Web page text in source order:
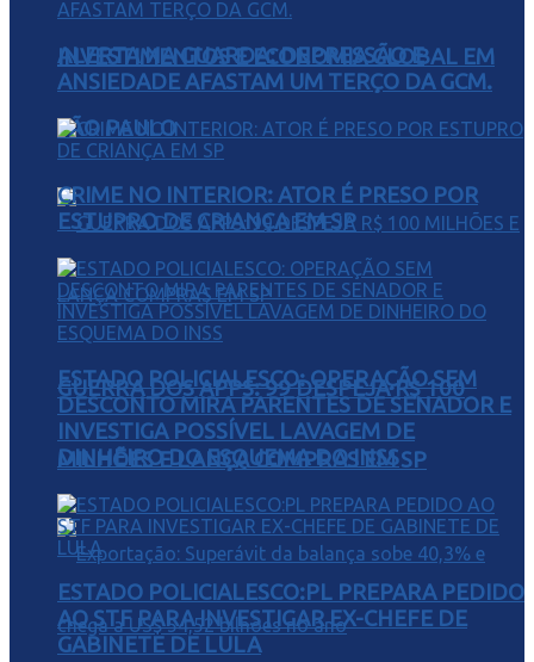
INVESTIMENTOS E ECONOMIA GLOBAL EM
SÃO PAULO
GUERRA DOS APPS: 99 DESPEJA R$ 100
MILHÕES E LANÇA COMPRAS EM SP
ALERTA NA GUARDA: DEPRESSÃO E
ANSIEDADE AFASTAM UM TERÇO DA GCM.
CRIME NO INTERIOR: ATOR É PRESO POR
ESTUPRO DE CRIANÇA EM SP
ESTADO POLICIALESCO: OPERAÇÃO SEM
DESCONTO MIRA PARENTES DE SENADOR E
INVESTIGA POSSÍVEL LAVAGEM DE
DINHEIRO DO ESQUEMA DO INSS
ESTADO POLICIALESCO:PL PREPARA PEDIDO
AO STF PARA INVESTIGAR EX-CHEFE DE
GABINETE DE LULA